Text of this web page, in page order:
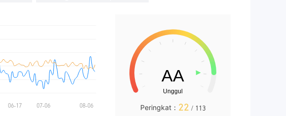
Peringkat： 22 / 113